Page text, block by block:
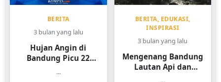
BERITA
3 bulan yang lalu
Hujan Angin di
Bandung Picu 22
...
BERITA, EDUKASI,
INSPIRASI
3 bulan yang lalu
Mengenang Bandung
Lautan Api dan